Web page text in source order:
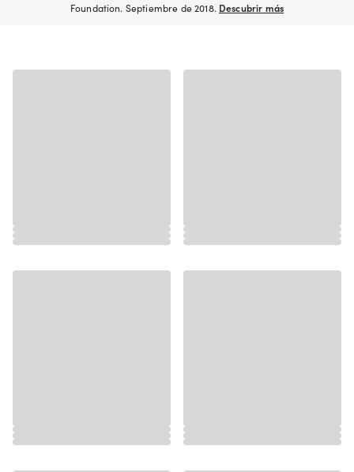
Foundation. Septiembre de 2018. Descubrir más